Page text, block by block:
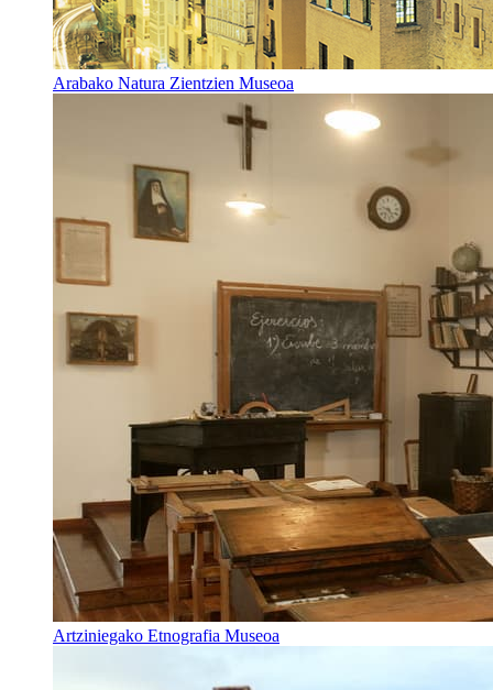
Arabako Natura Zientzien Museoa
Artziniegako Etnografia Museoa